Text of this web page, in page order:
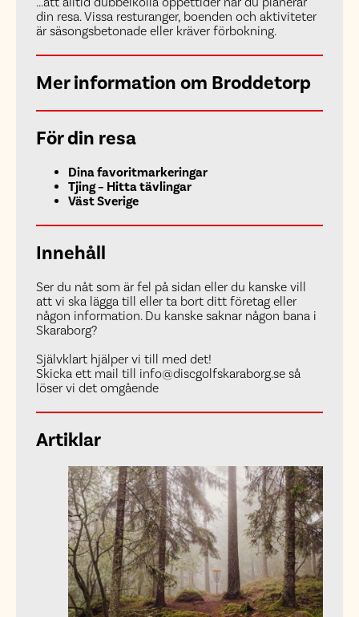
din resa. Vissa resturanger, boenden och aktiviteter
är säsongsbetonade eller kräver förbokning.
Mer information om Broddetorp
För din resa
Dina favoritmarkeringar
Tjing – Hitta tävlingar
Väst Sverige
Innehåll
Ser du nåt som är fel på sidan eller du kanske vill
att vi ska lägga till eller ta bort ditt företag eller
någon information. Du kanske saknar någon bana i
Skaraborg?
Självklart hjälper vi till med det!
Skicka ett mail till info@discgolfskaraborg.se så
löser vi det omgående
Artiklar